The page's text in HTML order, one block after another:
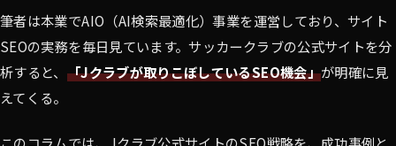
筆者は本業でAIO（AI検索最適化）事業を運営しており、サイト
SEOの実務を毎日見ています。サッカークラブの公式サイトを分
析すると、 「Jクラブが取りこぼしているSEO機会」が明確に見
えてくる。